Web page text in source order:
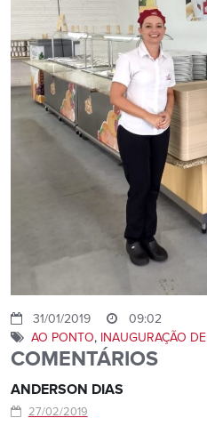
31/01/2019
09:02
AO PONTO, INAUGURAÇÃO
COMENTÁRIOS
ANDERSON DIAS
27/02/2019